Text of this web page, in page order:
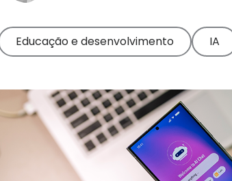
para pais
Educação e desenvolvimento IA